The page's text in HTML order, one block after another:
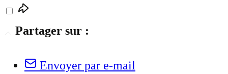
Partager sur :
Envoyer par e-mail